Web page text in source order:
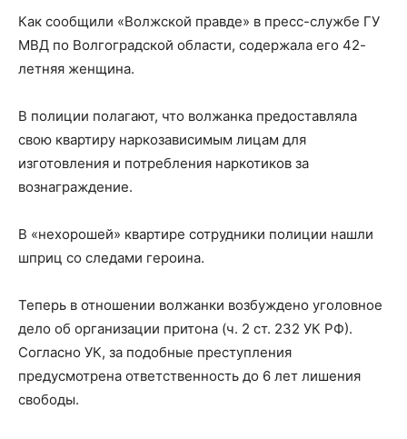
Как сообщили «Волжской правде» в пресс-службе ГУ
МВД по Волгоградской области, содержала его 42-
летняя женщина.
В полиции полагают, что волжанка предоставляла
свою квартиру наркозависимым лицам для
изготовления и потребления наркотиков за
вознаграждение.
В «нехорошей» квартире сотрудники полиции нашли
шприц со следами героина.
Теперь в отношении волжанки возбуждено уголовное
дело об организации притона (ч. 2 ст. 232 УК РФ).
Согласно УК, за подобные преступления
предусмотрена ответственность до 6 лет лишения
свободы.